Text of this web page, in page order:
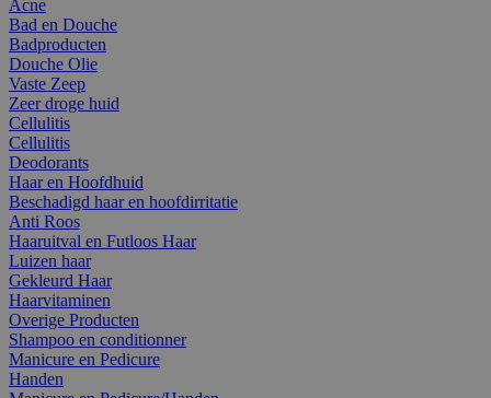
Acne
Bad en Douche
Badproducten
Douche Olie
Vaste Zeep
Zeer droge huid
Cellulitis
Cellulitis
Deodorants
Haar en Hoofdhuid
Beschadigd haar en hoofdirritatie
Anti Roos
Haaruitval en Futloos Haar
Luizen haar
Gekleurd Haar
Haarvitaminen
Overige Producten
Shampoo en conditionner
Manicure en Pedicure
Handen